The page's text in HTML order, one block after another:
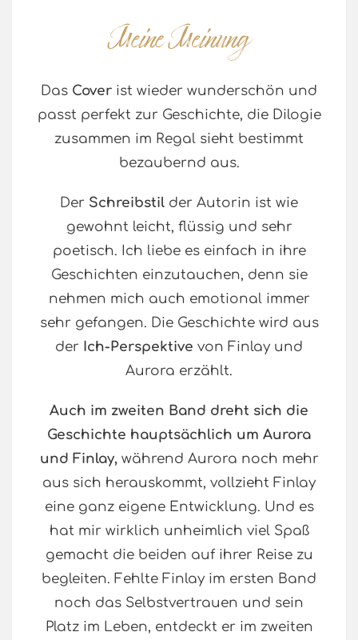
Das Cover ist wieder wunderschön und
passt perfekt zur Geschichte, die Dilogie
zusammen im Regal sieht bestimmt
bezaubernd aus.
Der Schreibstil der Autorin ist wie
gewohnt leicht, flüssig und sehr
poetisch. Ich liebe es einfach in ihre
Geschichten einzutauchen, denn sie
nehmen mich auch emotional immer
sehr gefangen. Die Geschichte wird aus
der Ich-Perspektive von Finlay und
Aurora erzählt.
Auch im zweiten Band dreht sich die
Geschichte hauptsächlich um Aurora
und Finlay, während Aurora noch mehr
aus sich herauskommt, vollzieht Finlay
eine ganz eigene Entwicklung. Und es
hat mir wirklich unheimlich viel Spaß
gemacht die beiden auf ihrer Reise zu
begleiten. Fehlte Finlay im ersten Band
noch das Selbstvertrauen und sein
Platz im Leben, entdeckt er im zweiten